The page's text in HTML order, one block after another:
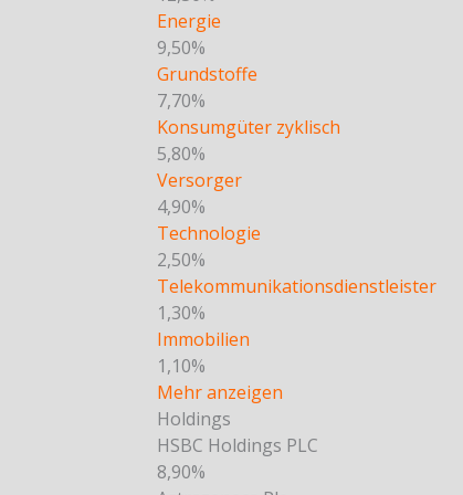
Energie
9,50%
Grundstoffe
7,70%
Konsumgüter zyklisch
5,80%
Versorger
4,90%
Technologie
2,50%
Telekommunikationsdienstleister
1,30%
Immobilien
1,10%
Mehr anzeigen
Holdings
HSBC Holdings PLC
8,90%